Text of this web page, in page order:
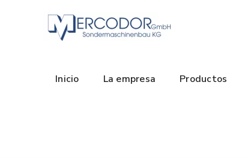
Inicio La empresa Productos